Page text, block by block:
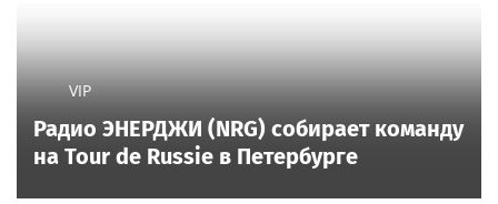
VIP
Радио ЭНЕРДЖИ (NRG) собирает команду
на Tour de Russie в Петербурге